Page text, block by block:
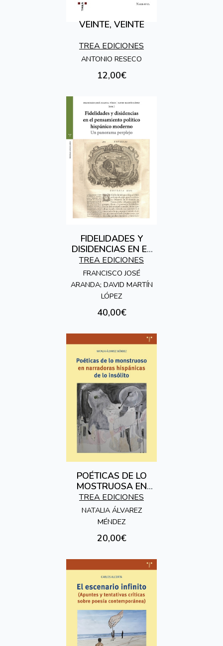
VEINTE, VEINTE
TREA EDICIONES
ANTONIO RESECO
12,00€
FIDELIDADES Y
DISIDENCIAS EN EL
PENSAMIENTO
POLÍTICO HISPÁNICO
MODERNO
TREA EDICIONES
FRANCISCO JOSÉ
ARANDA; DAVID MARTÍN
LÓPEZ
40,00€
POÉTICAS DE LO
MOSTRUOSA EN
NARRADORAS
HISPÁNICAS DE LO
INSÓLITO
TREA EDICIONES
NATALIA ÁLVAREZ
MÉNDEZ
20,00€